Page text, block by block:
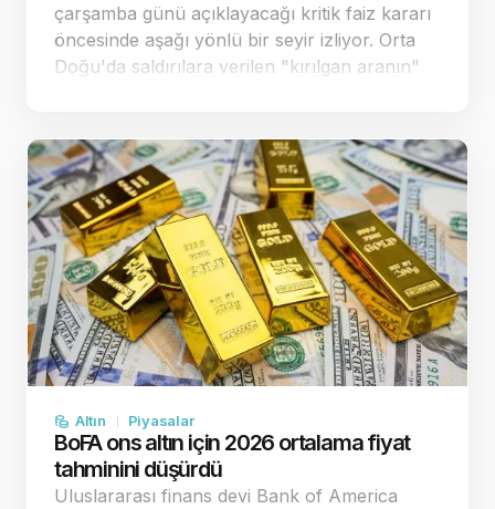
çarşamba günü açıklayacağı kritik faiz kararı
öncesinde aşağı yönlü bir seyir izliyor. Orta
Doğu'da saldırılara verilen "kırılgan aranın"
Altın Piyasalar
BoFA ons altın için 2026 ortalama fiyat
tahminini düşürdü
Uluslararası finans devi Bank of America